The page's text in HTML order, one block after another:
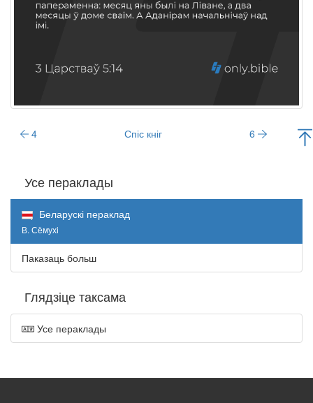
4 Спіс кніг 6
Усе пераклады
Беларускі пераклад
В. Сёмухі
Паказаць больш
Глядзіце таксама
Усе пераклады